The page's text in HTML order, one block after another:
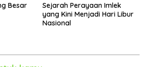
Besar
Sejarah Perayaan Imlek
yang Kini Menjadi Hari Libur
Nasional